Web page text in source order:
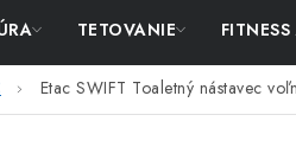
TETOVANIE
Etac SWIFT Toaletný nástavec